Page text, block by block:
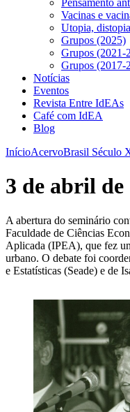
Pensamento
Vacinas e
Utopia,
Grupos (2025)
Grupos (2021-
Grupos (2017-
Notícias
Eventos
Revista Entre IdEAs
Café com IdEA
Blog
InícioAcervoBrasil Século
3 de abril de
A abertura do seminário
Faculdade de Ciências
Aplicada (IPEA), que fez
urbano. O debate foi
e Estatísticas (Seade) e de